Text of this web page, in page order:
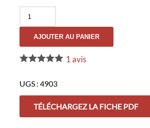
Porte-
Chargeur
COPLAND
AJOUTER AU PANIER
1avis
UGS : 4903
TÉLÉCHARGEZ LA FICHE PDF